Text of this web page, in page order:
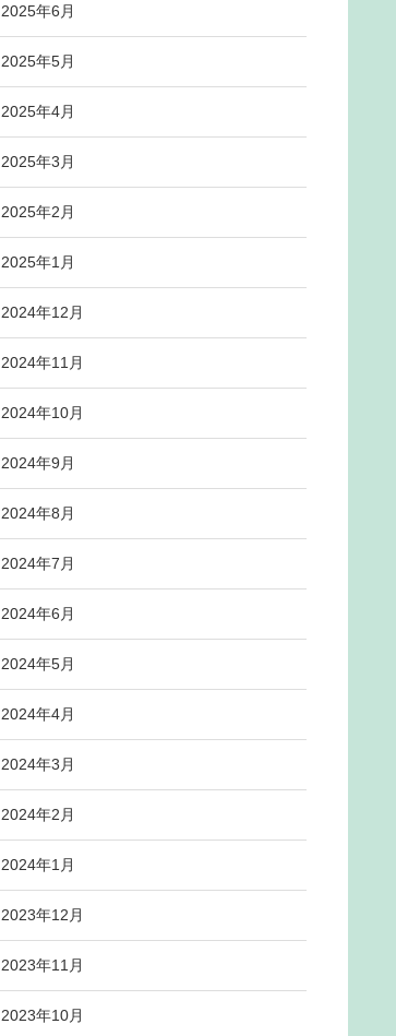
2025年6月
2025年5月
2025年4月
2025年3月
2025年2月
2025年1月
2024年12月
2024年11月
2024年10月
2024年9月
2024年8月
2024年7月
2024年6月
2024年5月
2024年4月
2024年3月
2024年2月
2024年1月
2023年12月
2023年11月
2023年10月